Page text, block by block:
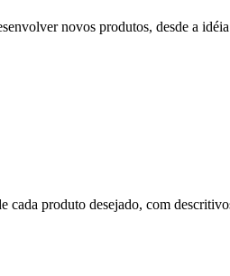
novos produtos, desde a
produto desejado, com